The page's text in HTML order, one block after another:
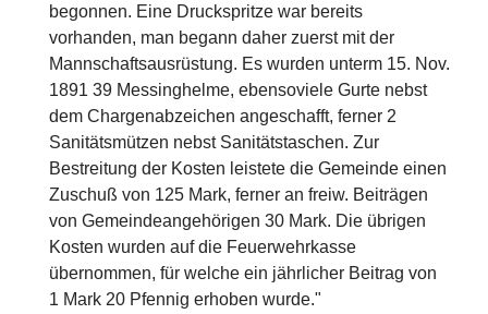
begonnen. Eine Druckspritze war bereits
vorhanden, man begann daher zuerst mit der
Mannschaftsausrüstung. Es wurden unterm 15. Nov.
1891 39 Messinghelme, ebensoviele Gurte nebst
dem Chargenabzeichen angeschafft, ferner 2
Sanitätsmützen nebst Sanitätstaschen. Zur
Bestreitung der Kosten leistete die Gemeinde einen
Zuschuß von 125 Mark, ferner an freiw. Beiträgen
von Gemeindeangehörigen 30 Mark. Die übrigen
Kosten wurden auf die Feuerwehrkasse
übernommen, für welche ein jährlicher Beitrag von
1 Mark 20 Pfennig erhoben wurde."